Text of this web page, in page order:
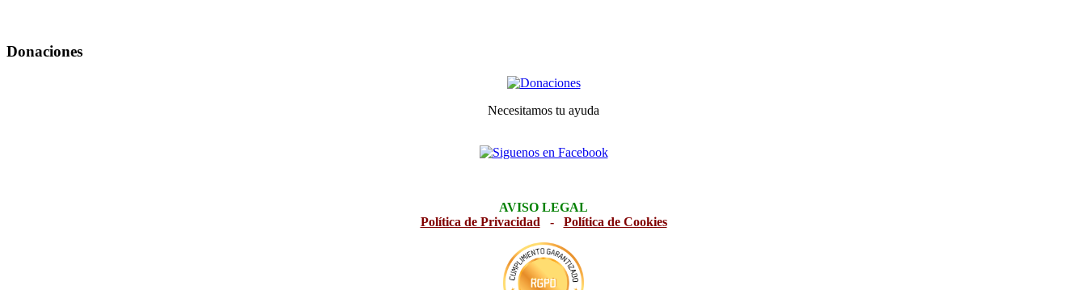
Donaciones
Necesitamos tu ayuda
AVISO LEGAL
Política de Privacidad - Política de Cookies